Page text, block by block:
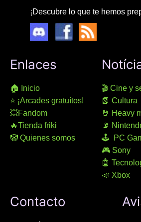
¡Descubre lo que te hemos
Enlaces
🏠 Inicio
⭐ ¡Arcades gratuítos!
💥Fandom
🔥Tienda friki
🤡 Quienes somos
🎬 Cine y
📗 Cultura
🤘 Heavy
📡
🕹 PC
🎮 Sony
🤖
📣 Xbox
Contacto